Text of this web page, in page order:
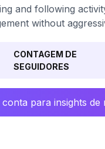
and following
without
CONTAGEM DE
SEGUIDORES
para insights